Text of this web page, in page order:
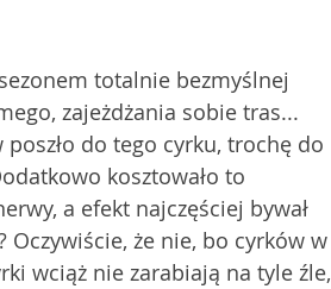
totalnie bezmyślnej
zajeżdżania sobie tras...
do tego cyrku, trochę do
kosztowało to
a efekt najczęściej bywał
że nie, bo cyrków w
wciąż nie zarabiają na tyle źle,